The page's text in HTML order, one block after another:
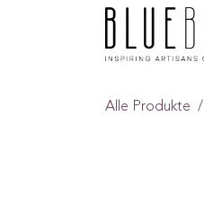
ZUM INHALT SPRINGEN
Alle Produkte